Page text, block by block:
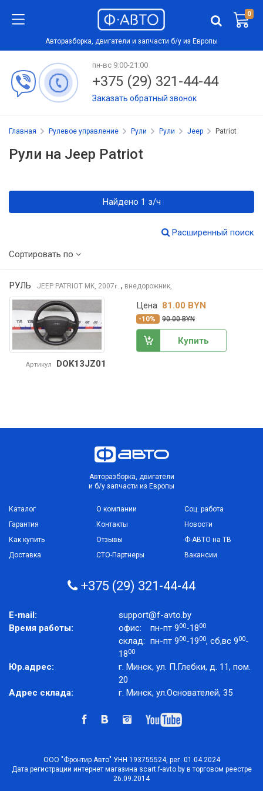
0
Авторазборка, двигатели и запчасти б/у из Европы
пн-вс 9:00-21:00
+375 (29) 321-44-44
Заказать обратный звонок
Главная Рулевое управление Рули Рули Jeep Patriot
Рули на Jeep Patriot
Найдено 1 з/ч
Расширенный поиск
Сортировать по
РУЛЬ JEEP PATRIOT MK, 2007г. , внедорожник,
Артикул DOK13JZ01
Цена 81.00 BYN
-10% 90.00 BYN
Купить
Авторазборка, двигатели
и б/у запчасти из Европы
Каталог
Гарантия
Как купить
Доставка
О компании
Контакты
Отзывы
СТО-Партнеры
Соц. работа
Новости
Ф-АВТО на ТВ
Вакансии
+375 (29) 321-44-44
E-mail:
support@f-avto.by
Время работы:
офис: пн-пт 900-1800
склад: пн-пт 900-1900, сб,вс 900-
1800
Юр.адрес:
г. Минск, ул. П.Глебки, д. 11, пом.
20
Адрес склада:
г. Минск, ул.Основателей, 35
ООО "Фронтир Авто" УНН 193755524, рег. 01.04.2024
Дата регистрации интернет магазина scart.f-avto.by в торговом реестре
26.09.2014